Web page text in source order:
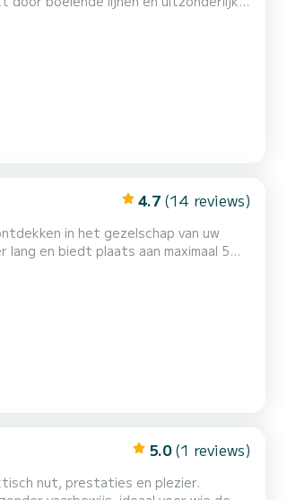
4.7 (14 reviews)
in het gezelschap van uw
zonnedek aan de boeg met kussens,
drie personen. Verder
5.0 (1 reviews)
nut, prestaties en plezier.